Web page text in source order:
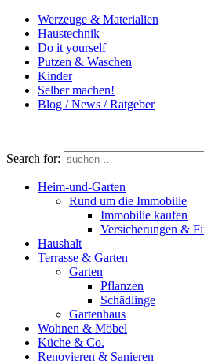
Werzeuge & Materialien
Haustechnik
Do it yourself
Putzen & Waschen
Kinder
Selber machen!
Blog / News / Ratgeber
Search for:
Heim-und-Garten
Rund um die Immobilie
Immobilie kaufen
Versicherungen &
Haushalt
Terrasse & Garten
Garten
Pflanzen
Schädlinge
Gartenhaus
Wohnen & Möbel
Küche & Co.
Renovieren & Sanieren